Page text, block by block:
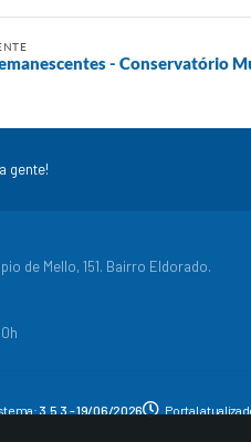
- Conservatório
gente!
de Mello, 151. Bairro Eldorado.
3.5.3 - 19/06/2026 Portal